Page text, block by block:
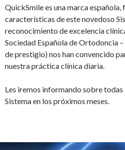
QuickSmile es una marca española,
características de este novedoso
reconocimiento de excelencia
Sociedad Española de Ortodoncia
de prestigio) nos han convencido
nuestra práctica clínica diaria.
Les iremos informando sobre todas
Sistema en los próximos meses.